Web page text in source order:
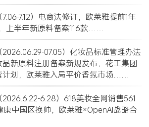
7.06-7.12）电商法修订，欧莱雅提前1年
上半年新原料备案116款……
2026.06.29-07.05）化妆品标准管理办法
新原料注册备案新规发布，花王集团
划，欧莱雅入局平价香氛市场……
2026.6.22-6.28）618美妆全网销售561
康中国区换帅，欧莱雅×OpenAI战略合